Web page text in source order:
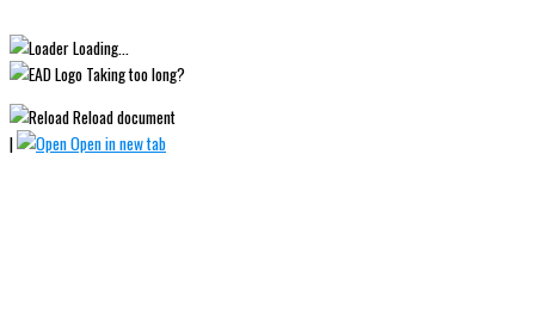
Loading...
Taking too long?
Reload document
|
Open in new tab